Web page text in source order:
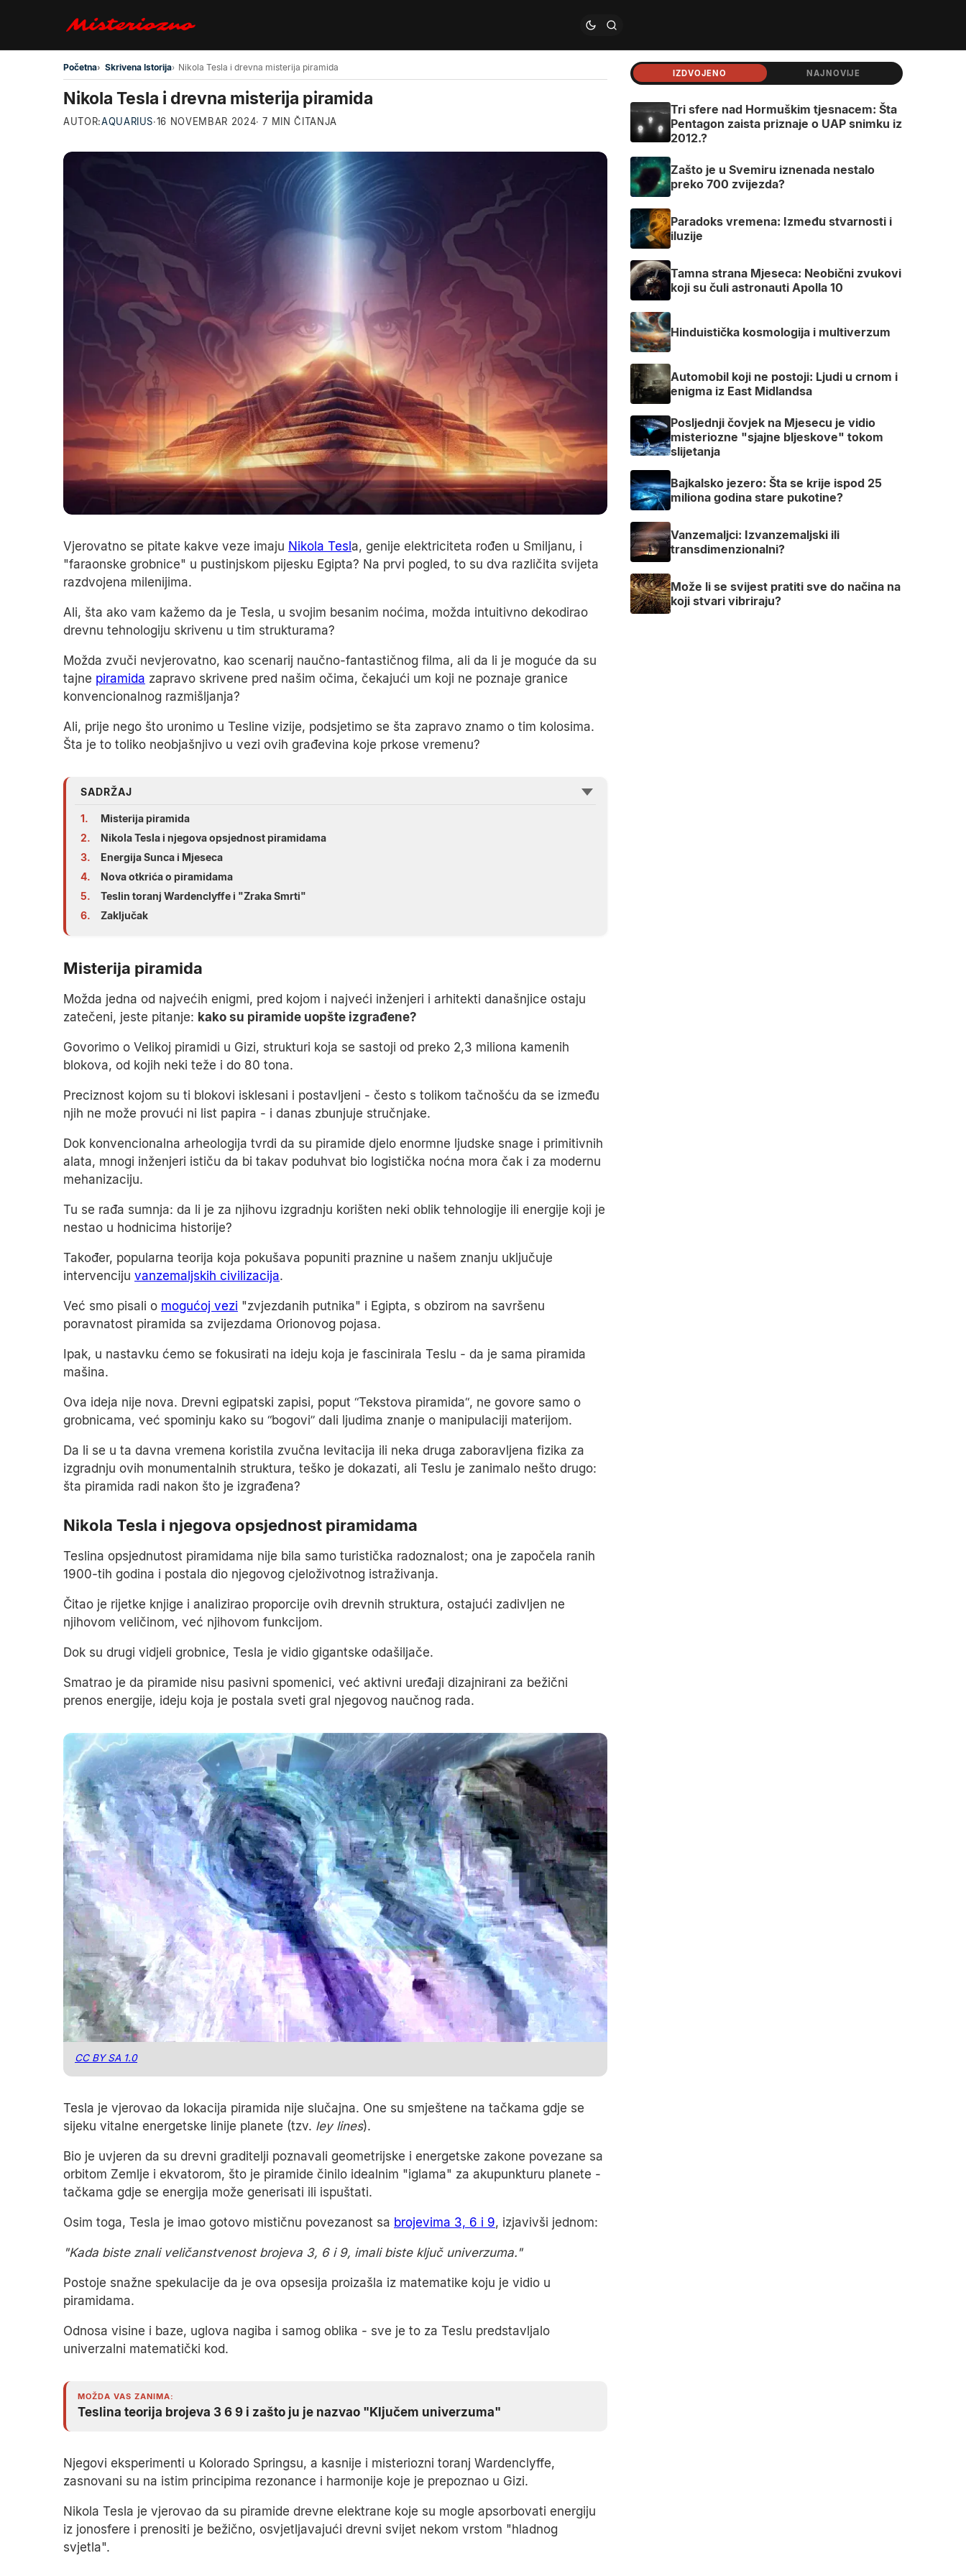
Preskoči na glavni sadržaj
Početna Skrivena Istorija Nikola Tesla i drevna misterija piramida
Nikola Tesla i drevna misterija piramida
AUTOR:AQUARIUS·16 NOVEMBAR 2024· 7 MIN ČITANJA
Vjerovatno se pitate kakve veze imaju Nikola Tesla, genije elektriciteta rođen u Smiljanu, i
"faraonske grobnice" u pustinjskom pijesku Egipta? Na prvi pogled, to su dva različita svijeta
razdvojena milenijima.
Ali, šta ako vam kažemo da je Tesla, u svojim besanim noćima, možda intuitivno dekodirao
drevnu tehnologiju skrivenu u tim strukturama?
Možda zvuči nevjerovatno, kao scenarij naučno-fantastičnog filma, ali da li je moguće da su
tajne piramida zapravo skrivene pred našim očima, čekajući um koji ne poznaje granice
konvencionalnog razmišljanja?
Ali, prije nego što uronimo u Tesline vizije, podsjetimo se šta zapravo znamo o tim kolosima.
Šta je to toliko neobjašnjivo u vezi ovih građevina koje prkose vremenu?
SADRŽAJ
1.
Misterija piramida
2.
Nikola Tesla i njegova opsjednost piramidama
3.
Energija Sunca i Mjeseca
4.
Nova otkrića o piramidama
5.
Teslin toranj Wardenclyffe i "Zraka Smrti"
6.
Zaključak
Misterija piramida
Možda jedna od najvećih enigmi, pred kojom i najveći inženjeri i arhitekti današnjice ostaju
zatečeni, jeste pitanje: kako su piramide uopšte izgrađene?
Govorimo o Velikoj piramidi u Gizi, strukturi koja se sastoji od preko 2,3 miliona kamenih
blokova, od kojih neki teže i do 80 tona.
Preciznost kojom su ti blokovi isklesani i postavljeni - često s tolikom tačnošću da se između
njih ne može provući ni list papira - i danas zbunjuje stručnjake.
Dok konvencionalna arheologija tvrdi da su piramide djelo enormne ljudske snage i primitivnih
alata, mnogi inženjeri ističu da bi takav poduhvat bio logistička noćna mora čak i za modernu
mehanizaciju.
Tu se rađa sumnja: da li je za njihovu izgradnju korišten neki oblik tehnologije ili energije koji je
nestao u hodnicima historije?
Također, popularna teorija koja pokušava popuniti praznine u našem znanju uključuje
intervenciju vanzemaljskih civilizacija.
Već smo pisali o mogućoj vezi "zvjezdanih putnika" i Egipta, s obzirom na savršenu
poravnatost piramida sa zvijezdama Orionovog pojasa.
Ipak, u nastavku ćemo se fokusirati na ideju koja je fascinirala Teslu - da je sama piramida
mašina.
Ova ideja nije nova. Drevni egipatski zapisi, poput “Tekstova piramida“, ne govore samo o
grobnicama, već spominju kako su “bogovi” dali ljudima znanje o manipulaciji materijom.
Da li se u ta davna vremena koristila zvučna levitacija ili neka druga zaboravljena fizika za
izgradnju ovih monumentalnih struktura, teško je dokazati, ali Teslu je zanimalo nešto drugo:
šta piramida radi nakon što je izgrađena?
Nikola Tesla i njegova opsjednost piramidama
Teslina opsjednutost piramidama nije bila samo turistička radoznalost; ona je započela ranih
1900-tih godina i postala dio njegovog cjeloživotnog istraživanja.
Čitao je rijetke knjige i analizirao proporcije ovih drevnih struktura, ostajući zadivljen ne
njihovom veličinom, već njihovom funkcijom.
Dok su drugi vidjeli grobnice, Tesla je vidio gigantske odašiljače.
Smatrao je da piramide nisu pasivni spomenici, već aktivni uređaji dizajnirani za bežični
prenos energije, ideju koja je postala sveti gral njegovog naučnog rada.
CC BY SA 1.0
Tesla je vjerovao da lokacija piramida nije slučajna. One su smještene na tačkama gdje se
sijeku vitalne energetske linije planete (tzv. ley lines).
Bio je uvjeren da su drevni graditelji poznavali geometrijske i energetske zakone povezane sa
orbitom Zemlje i ekvatorom, što je piramide činilo idealnim "iglama" za akupunkturu planete -
tačkama gdje se energija može generisati ili ispuštati.
Osim toga, Tesla je imao gotovo mističnu povezanost sa brojevima 3, 6 i 9, izjavivši jednom:
"Kada biste znali veličanstvenost brojeva 3, 6 i 9, imali biste ključ univerzuma."
Postoje snažne spekulacije da je ova opsesija proizašla iz matematike koju je vidio u
piramidama.
Odnosa visine i baze, uglova nagiba i samog oblika - sve je to za Teslu predstavljalo
univerzalni matematički kod.
MOŽDA VAS ZANIMA:
Teslina teorija brojeva 3 6 9 i zašto ju je nazvao "Ključem univerzuma"
Njegovi eksperimenti u Kolorado Springsu, a kasnije i misteriozni toranj Wardenclyffe,
zasnovani su na istim principima rezonance i harmonije koje je prepoznao u Gizi.
Nikola Tesla je vjerovao da su piramide drevne elektrane koje su mogle apsorbovati energiju
iz jonosfere i prenositi je bežično, osvjetljavajući drevni svijet nekom vrstom "hladnog
svjetla".
IZDVOJENO NAJNOVIJE
Tri sfere nad Hormuškim tjesnacem: Šta
Pentagon zaista priznaje o UAP snimku iz
2012.?
Zašto je u Svemiru iznenada nestalo
preko 700 zvijezda?
Paradoks vremena: Između stvarnosti i
iluzije
Tamna strana Mjeseca: Neobični zvukovi
koji su čuli astronauti Apolla 10
Hinduistička kosmologija i multiverzum
Automobil koji ne postoji: Ljudi u crnom i
enigma iz East Midlandsa
Posljednji čovjek na Mjesecu je vidio
misteriozne "sjajne bljeskove" tokom
slijetanja
Bajkalsko jezero: Šta se krije ispod 25
miliona godina stare pukotine?
Vanzemaljci: Izvanzemaljski ili
transdimenzionalni?
Može li se svijest pratiti sve do načina na
koji stvari vibriraju?